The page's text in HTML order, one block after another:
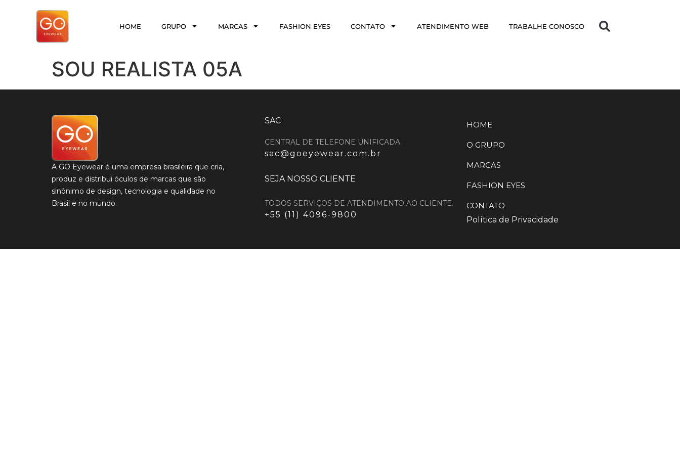
HOME GRUPO MARCAS FASHION EYES CONTATO ATENDIMENTO WEB TRABALHE CONOSCO
SOU REALISTA 05A
A GO Eyewear é uma empresa brasileira que cria,
produz e distribui óculos de marcas que são
sinônimo de design, tecnologia e qualidade no
Brasil e no mundo.
SAC
CENTRAL DE TELEFONE UNIFICADA.
sac@goeyewear.com.br
SEJA NOSSO CLIENTE
TODOS SERVIÇOS DE ATENDIMENTO AO CLIENTE.
+55 (11) 4096-9800
HOME
O GRUPO
MARCAS
FASHION EYES
CONTATO
Política de Privacidade